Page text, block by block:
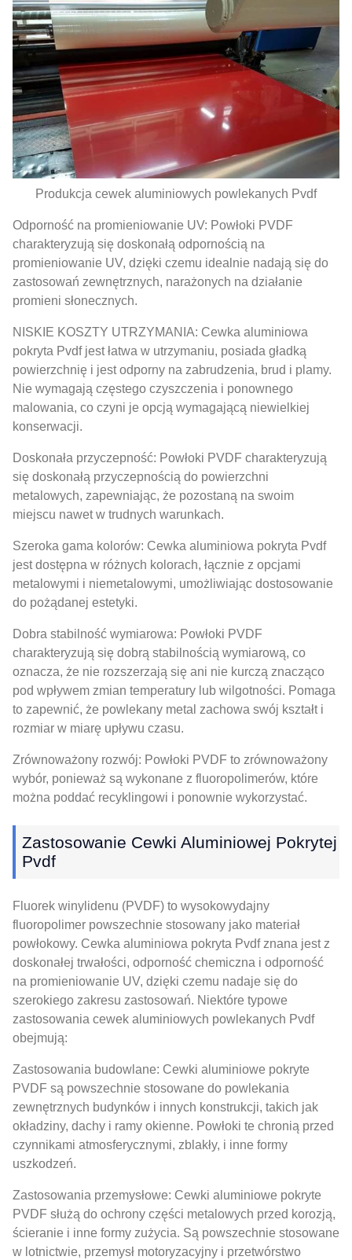
Produkcja cewek aluminiowych powlekanych Pvdf
Odporność na promieniowanie UV: Powłoki PVDF
charakteryzują się doskonałą odpornością na
promieniowanie UV, dzięki czemu idealnie nadają się do
zastosowań zewnętrznych, narażonych na działanie
promieni słonecznych.
NISKIE KOSZTY UTRZYMANIA: Cewka aluminiowa
pokryta Pvdf jest łatwa w utrzymaniu, posiada gładką
powierzchnię i jest odporny na zabrudzenia, brud i plamy.
Nie wymagają częstego czyszczenia i ponownego
malowania, co czyni je opcją wymagającą niewielkiej
konserwacji.
Doskonała przyczepność: Powłoki PVDF charakteryzują
się doskonałą przyczepnością do powierzchni
metalowych, zapewniając, że pozostaną na swoim
miejscu nawet w trudnych warunkach.
Szeroka gama kolorów: Cewka aluminiowa pokryta Pvdf
jest dostępna w różnych kolorach, łącznie z opcjami
metalowymi i niemetalowymi, umożliwiając dostosowanie
do pożądanej estetyki.
Dobra stabilność wymiarowa: Powłoki PVDF
charakteryzują się dobrą stabilnością wymiarową, co
oznacza, że ​​nie rozszerzają się ani nie kurczą znacząco
pod wpływem zmian temperatury lub wilgotności. Pomaga
to zapewnić, że powlekany metal zachowa swój kształt i
rozmiar w miarę upływu czasu.
Zrównoważony rozwój: Powłoki PVDF to zrównoważony
wybór, ponieważ są wykonane z fluoropolimerów, które
można poddać recyklingowi i ponownie wykorzystać.
Zastosowanie Cewki Aluminiowej Pokrytej
Pvdf
Fluorek winylidenu (PVDF) to wysokowydajny
fluoropolimer powszechnie stosowany jako materiał
powłokowy. Cewka aluminiowa pokryta Pvdf znana jest z
doskonałej trwałości, odporność chemiczna i odporność
na promieniowanie UV, dzięki czemu nadaje się do
szerokiego zakresu zastosowań. Niektóre typowe
zastosowania cewek aluminiowych powlekanych Pvdf
obejmują:
Zastosowania budowlane: Cewki aluminiowe pokryte
PVDF są powszechnie stosowane do powlekania
zewnętrznych budynków i innych konstrukcji, takich jak
okładziny, dachy i ramy okienne. Powłoki te chronią przed
czynnikami atmosferycznymi, zblakły, i inne formy
uszkodzeń.
Zastosowania przemysłowe: Cewki aluminiowe pokryte
PVDF służą do ochrony części metalowych przed korozją,
ścieranie i inne formy zużycia. Są powszechnie stosowane
w lotnictwie, przemysł motoryzacyjny i przetwórstwo